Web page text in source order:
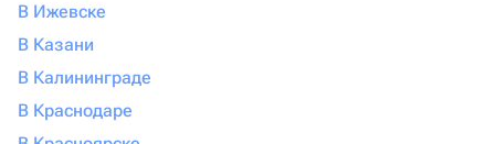
В Ижевске
В Казани
В Калининграде
В Краснодаре